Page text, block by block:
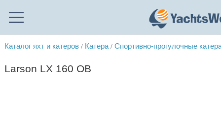
Каталог яхт и катеров / Катера / Спортивно-прогулочные
Larson LX 160 OB